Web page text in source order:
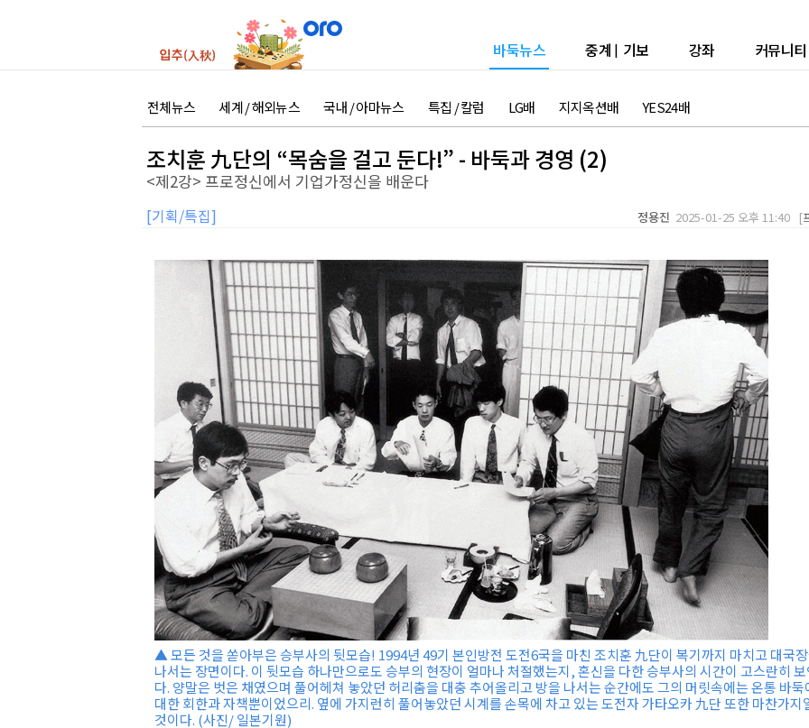
바둑뉴스 중계 | 기보 강좌 커뮤니티
전체뉴스 세계 / 해외뉴스 국내 / 아마뉴스 특집 / 칼럼 LG배 지지옥션배 YES24배
조치훈 九단의 “목숨을 걸고 둔다!” - 바둑과 경영 (2)
<제2강> 프로정신에서 기업가정신을 배운다
[기획/특집] 정용진 2025-01-25 오후 11:40 [
▲ 모든 것을 쏟아부은 승부사의 뒷모습! 1994년 49기 본인방전 도전6국을 마친 조치훈 九단이 복기까지 마치고 대국
나서는 장면이다. 이 뒷모습 하나만으로도 승부의 현장이 얼마나 처절했는지, 혼신을 다한 승부사의 시간이 고스란히 보
다. 양말은 벗은 채였으며 풀어헤쳐 놓았던 허리춤을 대충 추어올리고 방을 나서는 순간에도 그의 머릿속에는 온통 바둑
대한 회한과 자책뿐이었으리. 옆에 가지런히 풀어놓았던 시계를 손목에 차고 있는 도전자 가타오카 九단 또한 마찬가지
것이다. (사진/ 일본기원)